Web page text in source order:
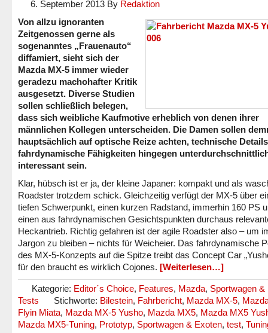
6. September 2013 By Redaktion
Von allzu ignoranten
Zeitgenossen gerne als
sogenanntes „Frauenauto“
diffamiert, sieht sich der
Mazda MX-5 immer wieder
geradezu machohafter Kritik
ausgesetzt. Diverse Studien
sollen schließlich belegen,
dass sich weibliche Kaufmotive erheblich von denen ihrer
männlichen Kollegen unterscheiden. Die Damen sollen
hauptsächlich auf optische Reize achten, technische
fahrdynamische Fähigkeiten hingegen
interessant sein.
Klar, hübsch ist er ja, der kleine Japaner: kompakt und als
Roadster trotzdem schick. Gleichzeitig verfügt der MX-5 über
tiefen Schwerpunkt, einen kurzen Radstand, immerhin 160 PS
einen aus fahrdynamischen Gesichtspunkten durchaus
Heckantrieb. Richtig gefahren ist der agile Roadster also – um
Jargon zu bleiben – nichts für Weicheier. Das fahrdynamische
des MX-5-Konzepts auf die Spitze treibt das Concept Car
für den braucht es wirklich Cojones. [Weiterlesen…]
Kategorie: Editor´s Choice, Features, Mazda, Sportwagen &
Tests
Stichworte: Bilestein, Fahrbericht, Mazda MX-5,
Flyin Miata, Mazda MX-5 Yusho, Mazda MX5, Mazda MX5
Mazda MX5-Tuning, Prototyp, Sportwagen & Exoten, test,